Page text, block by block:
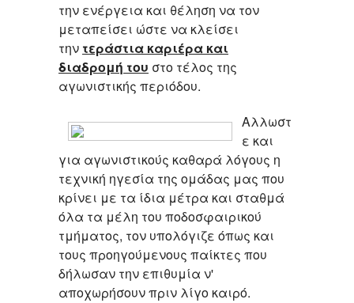
την ενέργεια και θέληση να τον
μεταπείσει ώστε να κλείσει
την τεράστια καριέρα και
διαδρομή του στο τέλος της
αγωνιστικής περιόδου.
Αλλωστ
ε και
για αγωνιστικούς καθαρά λόγους η
τεχνική ηγεσία της ομάδας μας που
κρίνει με τα ίδια μέτρα και σταθμά
όλα τα μέλη του ποδοσφαιρικού
τμήματος, τον υπολόγιζε όπως και
τους προηγούμενους παίκτες που
δήλωσαν την επιθυμία ν'
αποχωρήσουν πριν λίγο καιρό.